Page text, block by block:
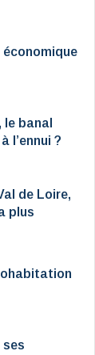
banal
l’ennui ?
de Loire,
plus
ses